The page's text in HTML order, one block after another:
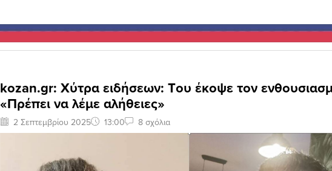
kozan.gr: Xύτρα ειδήσεων: Tου έκοψε τον
«Πρέπει να λέμε αλήθειες»
2 Σεπτεμβρίου 2025 13:00 8 σχόλια